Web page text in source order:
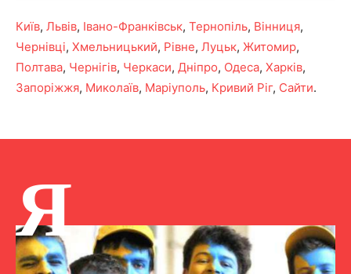
Київ, Львів, Івано-Франківськ, Тернопіль, Вінниця,
Чернівці, Хмельницький, Рівне, Луцьк, Житомир,
Полтава, Чернігів, Черкаси, Дніпро, Одеса, Харків,
Запоріжжя, Миколаїв, Маріуполь, Кривий Ріг, Сайти.
Я